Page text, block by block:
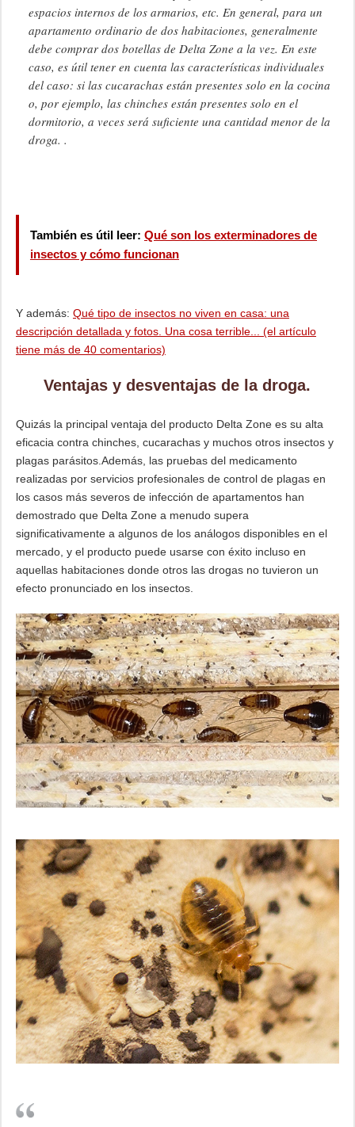
espacios internos de los armarios, etc. En general, para un
apartamento ordinario de dos habitaciones, generalmente
debe comprar dos botellas de Delta Zone a la vez. En este
caso, es útil tener en cuenta las características individuales
del caso: si las cucarachas están presentes solo en la cocina
o, por ejemplo, las chinches están presentes solo en el
dormitorio, a veces será suficiente una cantidad menor de la
droga. .
También es útil leer: Qué son los exterminadores de
insectos y cómo funcionan
Y además: Qué tipo de insectos no viven en casa: una
descripción detallada y fotos. Una cosa terrible... (el artículo
tiene más de 40 comentarios)
Ventajas y desventajas de la droga.
Quizás la principal ventaja del producto Delta Zone es su alta
eficacia contra chinches, cucarachas y muchos otros insectos y
plagas parásitos.Además, las pruebas del medicamento
realizadas por servicios profesionales de control de plagas en
los casos más severos de infección de apartamentos han
demostrado que Delta Zone a menudo supera
significativamente a algunos de los análogos disponibles en el
mercado, y el producto puede usarse con éxito incluso en
aquellas habitaciones donde otros las drogas no tuvieron un
efecto pronunciado en los insectos.